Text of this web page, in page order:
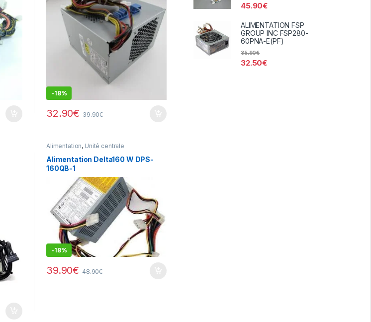
-18%
32.90€ 39.90€
Alimentation, Unité centrale
Alimentation Delta160 W DPS-
160QB-1
-18%
39.90€ 48.90€
45.90€
ALIMENTATION FSP
GROUP INC FSP280-
60PNA-E(PF)
32.50€
35.90€